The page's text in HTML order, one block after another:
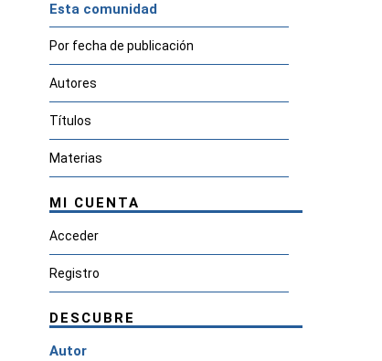
Esta comunidad
Por fecha de publicación
Autores
Títulos
Materias
MI CUENTA
Acceder
Registro
DESCUBRE
Autor